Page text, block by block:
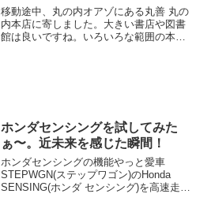
移動途中、丸の内オアゾにある丸善 丸の
内本店に寄しました。大きい書店や図書
館は良いですね。いろいろな範囲の本が
ホンダセンシングを試してみた
ぁ〜。近未来を感じた瞬間！
ホンダセンシングの機能やっと愛車
STEPWGN(ステップワゴン)のHonda
SENSING(ホンダ センシング)を高速走行